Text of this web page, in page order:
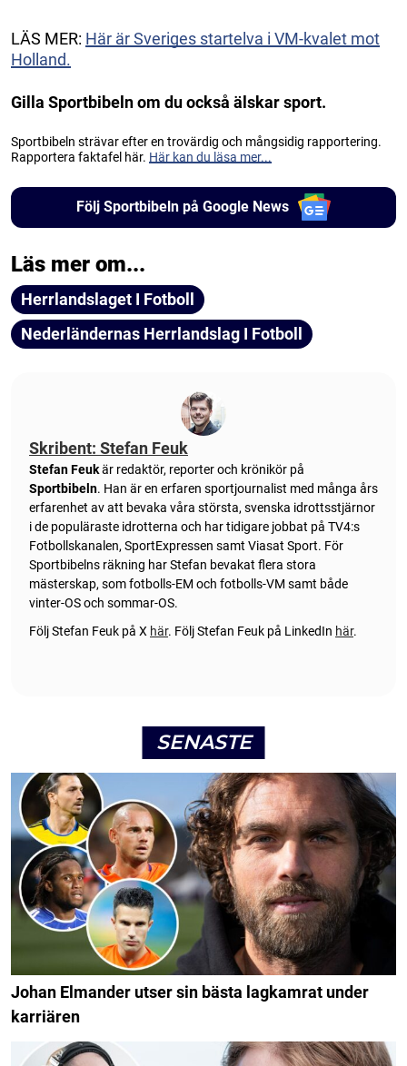
LÄS MER: Här är Sveriges startelva i VM-kvalet mot
Holland.
Gilla Sportbibeln om du också älskar sport.
Sportbibeln strävar efter en trovärdig och mångsidig rapportering.
Rapportera faktafel här. Här kan du läsa mer...
Följ Sportbibeln på Google News
Läs mer om...
Herrlandslaget I Fotboll
Nederländernas Herrlandslag I Fotboll
Skribent: Stefan Feuk
Stefan Feukär redaktör, reporter och krönikör på
Sportbibeln. Han är en erfaren sportjournalist med många års
erfarenhet av att bevaka våra största, svenska idrottsstjärnor
i de populäraste idrotterna och har tidigare jobbat på TV4:s
Fotbollskanalen, SportExpressen samt Viasat Sport. För
Sportbibelns räkning har Stefan bevakat flera stora
mästerskap, som fotbolls-EM och fotbolls-VM samt både
vinter-OS och sommar-OS.
Följ Stefan Feuk på X här. Följ Stefan Feuk på LinkedIn här.
SENASTE
Johan Elmander utser sin bästa lagkamrat under
karriären